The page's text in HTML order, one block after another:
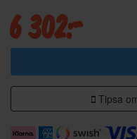
6 302:-
Tipsa